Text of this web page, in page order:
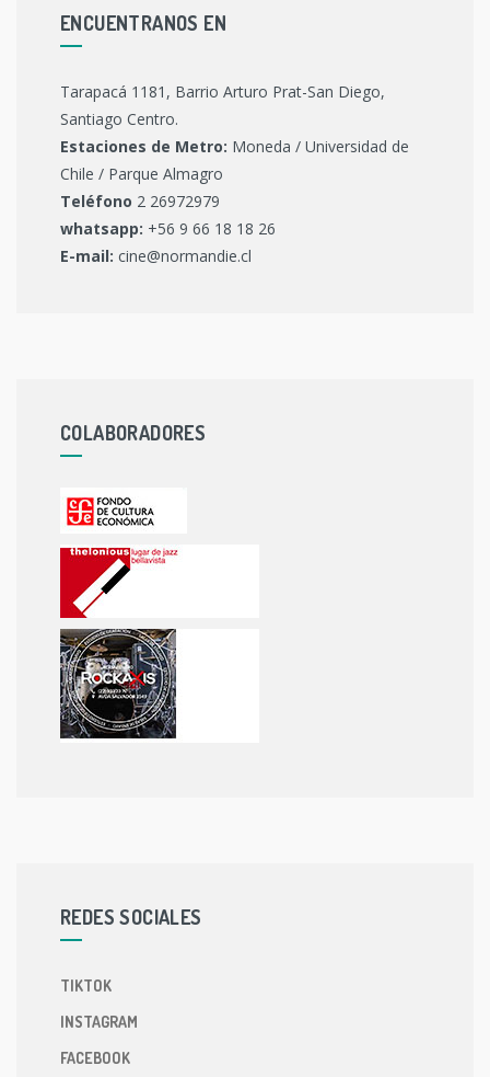
ENCUENTRANOS EN
Tarapacá 1181, Barrio Arturo Prat-San Diego,
Santiago Centro.
Estaciones de Metro: Moneda / Universidad de
Chile / Parque Almagro
Teléfono 2 26972979
whatsapp: +56 9 66 18 18 26
E-mail: cine@normandie.cl
COLABORADORES
REDES SOCIALES
TIKTOK
INSTAGRAM
FACEBOOK